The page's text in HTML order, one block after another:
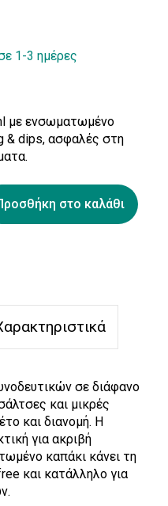
1-3 ημέρες
με ενσωματωμένο
& dips, ασφαλές στη
στο καλάθι
σε διάφανο
και μικρές
και διανομή. Η
για ακριβή
καπάκι κάνει τη
και κατάλληλο για